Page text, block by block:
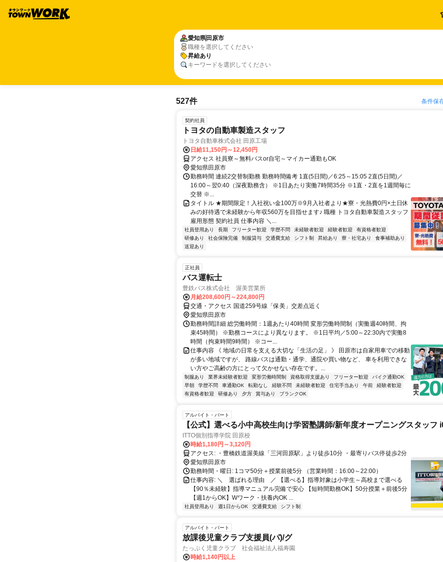
愛知県 田原市
職種を選択してください
昇給あり
キーワードを選択してください
527件 条件保
契約社員
トヨタの自動車製造スタッフ
トヨタ自動車株式会社 田原工場
日給11,150円～12,450円
アクセス 社員寮～無料バスor自宅～マイカー通勤もOK
愛知県田原市
勤務時間 連続2交替制勤務 勤務時間備考 1直(5日間)／6:25～15:05 2直(5日間)／
16:00～翌0:40（深夜勤務含） ※1日あたり実働7時間35分 ※1直・2直を1週間毎に
交替 ※...
タイトル ★期間限定！入社祝い金100万※9月入社者より★寮・光熱費0円×土日休
みの好待遇で未経験から年収560万を目指せます♪ 職種 トヨタ自動車製造スタッフ
雇用形態 契約社員 仕事内容 ＼...
社員登用あり 長期 フリーター歓迎 学歴不問 未経験者歓迎 経験者歓迎
有資格者歓迎
研修あり
社会保険完備 制服貸与 交通費支給 シフト制 昇給あり 寮・社宅あり
食事補助あり
送迎あり
正社員
バス運転士
豊鉄バス株式会社 渥美営業所
月給208,600円～224,800円
交通・アクセス 国道259号線「保美」交差点近く
愛知県田原市
勤務時間詳細 総労働時間：1週あたり40時間 変形労働時間制（実働週40時間、拘
束45時間） ※勤務コースにより異なります。 ※1日平均／5:00～22:30内で実働8
時間（拘束時間9時間） ※コー...
仕事内容 《 地域の日常を支える大切な「生活の足」 》 田原市は自家用車での移動
が多い地域ですが、 路線バスは通勤・通学、通院や買い物など、 車を利用できな
い方やご高齢の方にとって欠かせない存在です。...
制服あり 業界未経験者歓迎 変形労働時間制 資格取得支援あり フリーター歓迎
バイク通勤OK
早朝
学歴不問 車通勤OK 転勤なし 経験不問 未経験者歓迎 住宅手当あり 午前
経験者歓迎
有資格者歓迎
研修あり 夕方 賞与あり ブランクOK
アルバイト・パート
【公式】選べる小中高校生向け学習塾講師/新年度オープニングスタッフ
ITTO個別指導学院 田原校
時給1,180円～3,120円
アクセス: ・豊橋鉄道渥美線「三河田原駅」より徒歩10分 ・最寄りバス停徒歩2分
愛知県田原市
勤務時間・曜日: 1コマ50分＋授業前後5分 （営業時間：16:00～22:00）
仕事内容: ＼ 選ばれる理由 ／ 【選べる】指導対象は小学生～高校まで選べる
【90％未経験】指導マニュアル完備で安心 【短時間勤務OK】50分授業＋前後5分
【週1からOK】Wワーク・扶養内OK ...
社員登用あり 週1日からOK 交通費支給 シフト制
アルバイト・パート
放課後児童クラブ支援員(パ)/グ
たっぷく児童クラブ 社会福祉法人福寿園
時給1,140円以上